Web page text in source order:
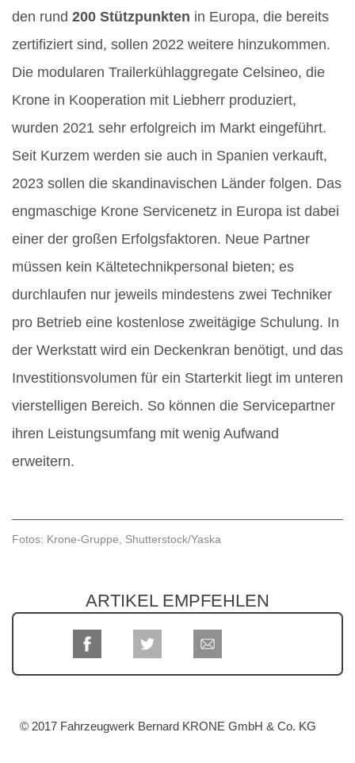
den rund 200 Stützpunkten in Europa, die bereits
zertifiziert sind, sollen 2022 weitere hinzukommen.
Die modularen Trailerkühlaggregate Celsineo, die
Krone in Kooperation mit Liebherr produziert,
wurden 2021 sehr erfolgreich im Markt eingeführt.
Seit Kurzem werden sie auch in Spanien verkauft,
2023 sollen die skandinavischen Länder folgen. Das
engmaschige Krone Servicenetz in Europa ist dabei
einer der großen Erfolgsfaktoren. Neue Partner
müssen kein Kältetechnikpersonal bieten; es
durchlaufen nur jeweils mindestens zwei Techniker
pro Betrieb eine kostenlose zweitägige Schulung. In
der Werkstatt wird ein Deckenkran benötigt, und das
Investitionsvolumen für ein Starterkit liegt im unteren
vierstelligen Bereich. So können die Servicepartner
ihren Leistungsumfang mit wenig Aufwand
erweitern.
Fotos: Krone-Gruppe, Shutterstock/Yaska
ARTIKEL EMPFEHLEN
© 2017 Fahrzeugwerk Bernard KRONE GmbH & Co. KG